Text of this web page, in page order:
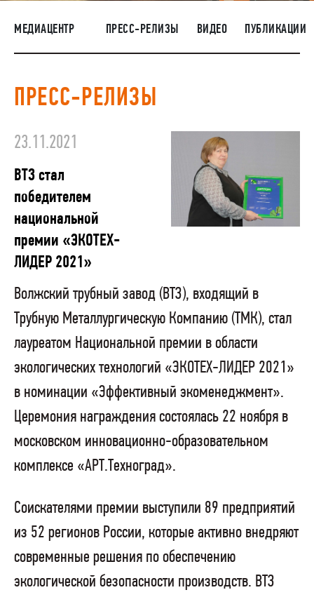
НАШИ ЛЮДИ
ОКРУЖАЮЩАЯ СРЕДА
ЗАКУПКИ
МЕДИАЦЕНТР ПРЕСС-РЕЛИЗЫ ВИДЕО ПУБЛИКАЦИИ
ПРЕСС-РЕЛИЗЫ
23.11.2021
ВТЗ стал
победителем
национальной
премии «ЭКОТЕХ-
ЛИДЕР 2021»
Волжский трубный завод (ВТЗ), входящий в
Трубную Металлургическую Компанию (ТМК), стал
лауреатом Национальной премии в области
экологических технологий «ЭКОТЕХ-ЛИДЕР 2021»
в номинации «Эффективный экоменеджмент».
Церемония награждения состоялась 22 ноября в
московском инновационно-образовательном
комплексе «АРТ.Техноград».
Соискателями премии выступили 89 предприятий
из 52 регионов России, которые активно внедряют
современные решения по обеспечению
экологической безопасности производств. ВТЗ